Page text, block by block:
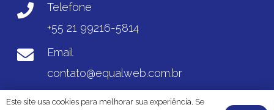
Telefone
+55 21 99216-5814
Email
contato@equalweb.com.br
© 2025 EqualWeb Brasil • Todos os direitos reservados |
Este site usa cookies para melhorar sua experiência. Se